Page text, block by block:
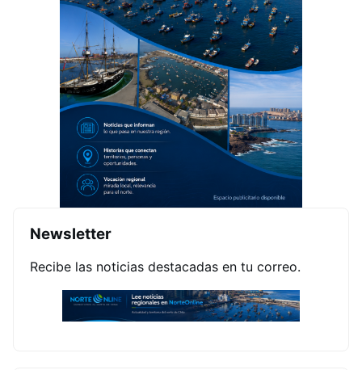
Newsletter
Recibe las noticias destacadas en tu correo.